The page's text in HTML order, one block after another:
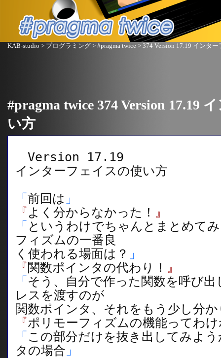
KAB-studio > プログラミング > #pragma twice > 374 Version 17.19 インタ
#pragma twice 374 Version 17.19
い方
Version 17.19
インターフェイスの使い方
「前回は 」
『よく分からなかった！ 』
「 というわけでちゃんとまとめて
フィズムの一番良
く使われる場面は？ 」
『関数ポインタの代わり！ 』
「そう、自分で作った関数を呼び
レスを渡すのが
関数ポインタ、それをもう少し分
『ポリモーフィズムの機能ってわ
「この部分だけを抜き出してみよ
タの場合 」